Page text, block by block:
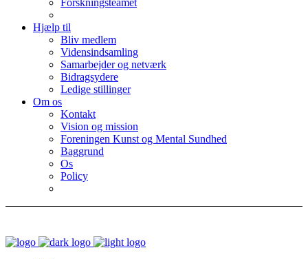
Forskningsteamet
Hjælp til
Bliv medlem
Vidensindsamling
Samarbejder og netværk
Bidragsydere
Ledige stillinger
Om os
Kontakt
Vision og mission
Foreningen Kunst og Mental Sundhed
Baggrund
Os
Policy